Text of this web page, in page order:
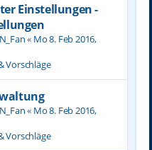
Einstellungen -
« Mo 8. Feb 2016,
Vorschläge
« Mo 8. Feb 2016,
Vorschläge